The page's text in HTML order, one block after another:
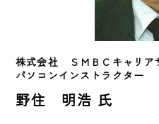
株式会社　ＳＭＢＣキャリア
パソコンインストラクター
野住 明浩 氏